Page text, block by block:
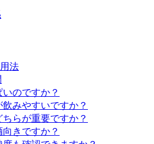
法
のですか？
みやすいですか？
らが重要ですか？
きですか？